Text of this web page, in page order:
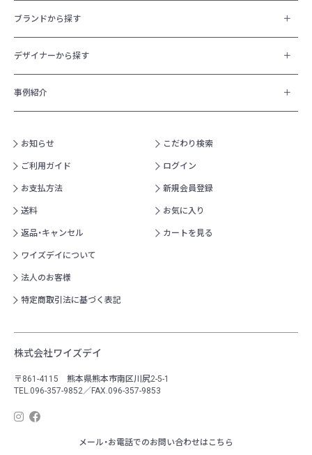
ブランドから探す
デザイナーから探す
事例紹介
お知らせ
ご利用ガイド
お支払方法
送料
返品・キャンセル
ワイズデイについて
法人のお客様
特定商取引法に基づく表記
こだわり検索
ログイン
新規会員登録
お気に入り
カートを見る
株式会社ワイズデイ
〒861-4115 熊本県熊本市南区川尻2-5-1
TEL.096-357-9852／FAX.096-357-9853
メール・お電話でのお問い合わせはこちら